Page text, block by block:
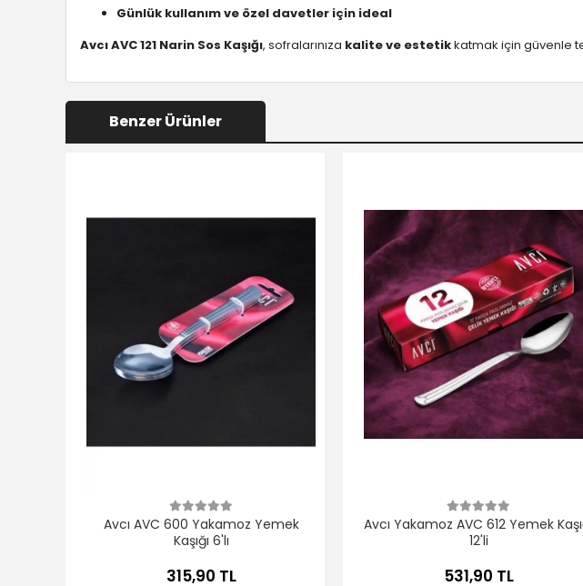
Günlük kullanım ve özel davetler için ideal
Avcı AVC 121 Narin Sos Kaşığı, sofralarınıza kalite ve estetikkatmak için güvenle
Benzer Ürünler
Avcı AVC 600 Yakamoz Yemek
Kaşığı 6'lı
315,90 TL
Avcı Yakamoz AVC 612 Yemek
12'li
531,90 TL